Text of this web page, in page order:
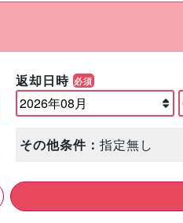
返却日時 必須
その他条件： 指定無し